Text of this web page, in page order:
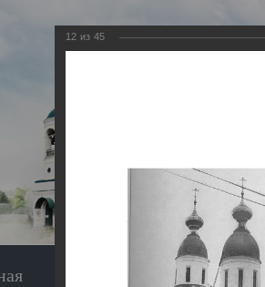
Экскурсия
12 из 45